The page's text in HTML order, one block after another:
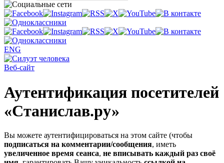
ENG
Веб-сайт
Аутентификация посетителей
«Станислав.ру»
Вы можете аутентифицироваться на этом сайте (чтобы
подписаться на комментарии/сообщения, иметь
увеличенное время сеанса, не вписывать каждый раз своё